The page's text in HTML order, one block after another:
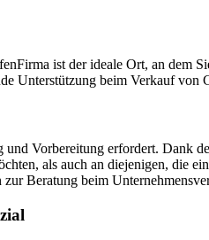
ist der ideale Ort, an dem
Unterstützung beim Verkauf von
Vorbereitung erfordert. Dank
als auch an diejenigen, die
Beratung beim